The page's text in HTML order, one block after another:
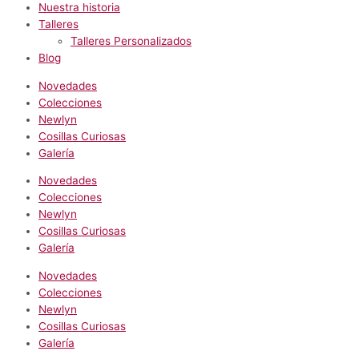
Nuestra historia
Talleres
Talleres Personalizados
Blog
Novedades
Colecciones
Newlyn
Cosillas Curiosas
Galería
Novedades
Colecciones
Newlyn
Cosillas Curiosas
Galería
Novedades
Colecciones
Newlyn
Cosillas Curiosas
Galería